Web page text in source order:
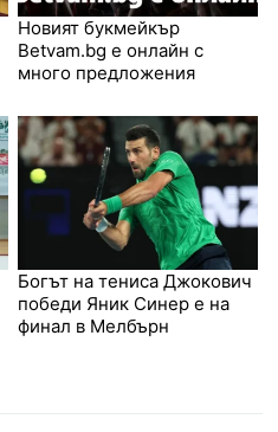
Новият букмейкър
Betvam.bg е онлайн с
много предложения
Богът на тениса Джокович
победи Яник Синер е на
финал в Мелбърн